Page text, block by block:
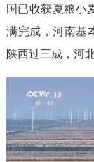
国已收获夏粮小
满完成，河南基
陕西过三成，河